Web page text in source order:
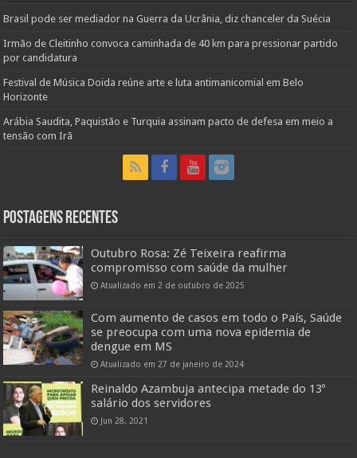
Brasil pode ser mediador na Guerra da Ucrânia, diz chanceler da Suécia
Irmão de Cleitinho convoca caminhada de 40 km para pressionar partido
por candidatura
Festival de Música Doida reúne arte e luta antimanicomial em Belo
Horizonte
Arábia Saudita, Paquistão e Turquia assinam pacto de defesa em meio a
tensão com Irã
Postagens Recentes
Outubro Rosa: Zé Teixeira reafirma
compromisso com saúde da mulher
Atualizado em 2 de outubro de 2025
Com aumento de casos em todo o País, Saúde
se preocupa com uma nova epidemia de
dengue em MS
Atualizado em 27 de janeiro de 2024
Reinaldo Azambuja antecipa metade do 13º
salário dos servidores
Jun 28, 2021